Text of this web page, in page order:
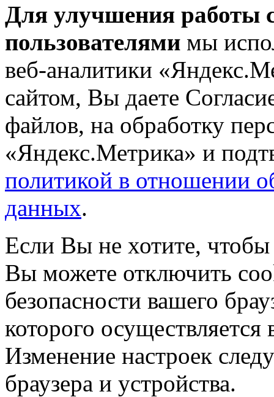
Для улучшения работы
пользователями мы
веб-аналитики
сайтом, Вы даете
файлов, на обработку
«Яндекс.Метрика» и
политикой в отношении
данных.
Если Вы не хотите,
Вы можете отключить
безопасности вашего
которого
Изменение настроек
браузера и устройства.